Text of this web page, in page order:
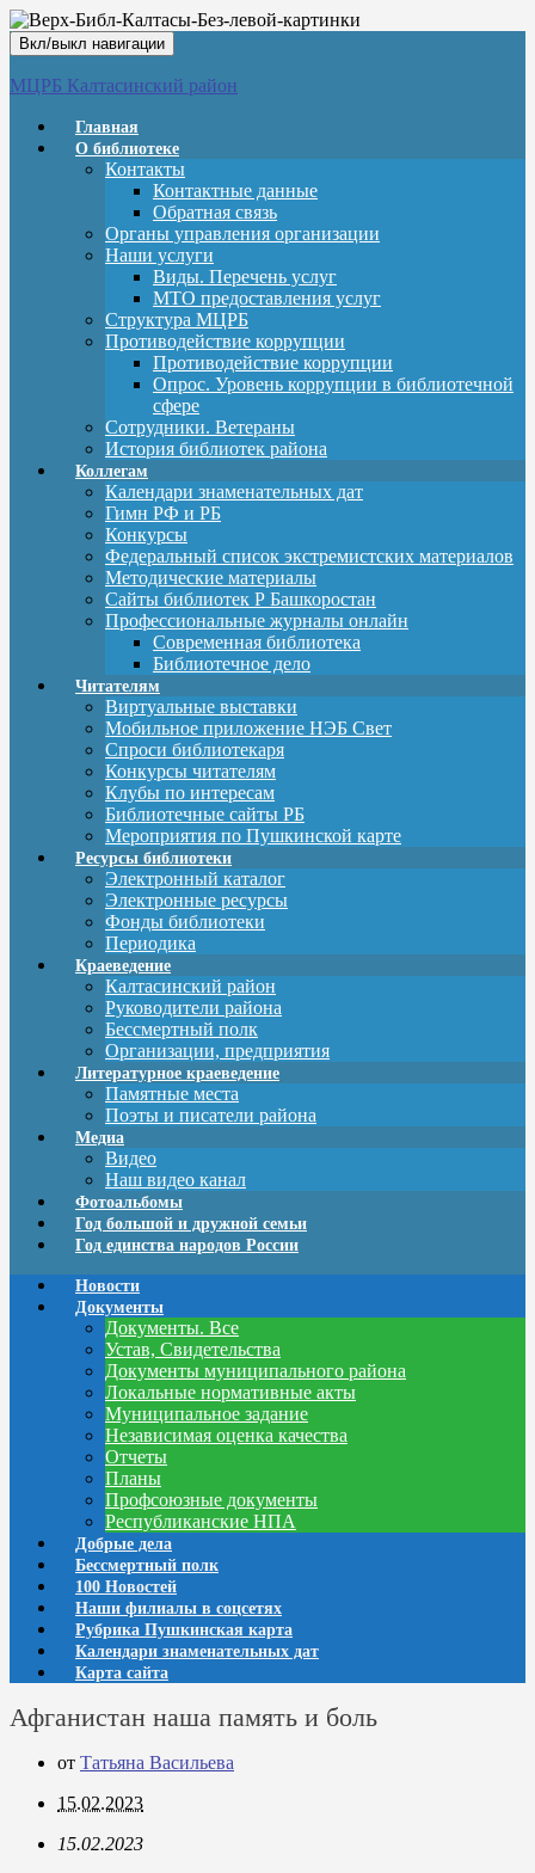
Вкл/выкл навигации
МЦРБ Калтасинский район
Главная
О библиотеке
Контакты
Контактные данные
Обратная связь
Органы управления организации
Наши услуги
Виды. Перечень услуг
МТО предоставления услуг
Структура МЦРБ
Противодействие коррупции
Противодействие коррупции
Опрос. Уровень коррупции в библиотечной
сфере
Сотрудники. Ветераны
История библиотек района
Коллегам
Календари знаменательных дат
Гимн РФ и РБ
Конкурсы
Федеральный список экстремистских материалов
Методические материалы
Сайты библиотек Р Башкоростан
Профессиональные журналы онлайн
Современная библиотека
Библиотечное дело
Читателям
Виртуальные выставки
Мобильное приложение НЭБ Свет
Спроси библиотекаря
Конкурсы читателям
Клубы по интересам
Библиотечные сайты РБ
Мероприятия по Пушкинской карте
Ресурсы библиотеки
Электронный каталог
Электронные ресурсы
Фонды библиотеки
Периодика
Краеведение
Калтасинский район
Руководители района
Бессмертный полк
Организации, предприятия
Литературное краеведение
Памятные места
Поэты и писатели района
Медиа
Видео
Наш видео канал
Фотоальбомы
Год большой и дружной семьи
Год единства народов России
Новости
Документы
Документы. Все
Устав, Свидетельства
Документы муниципального района
Локальные нормативные акты
Муниципальное задание
Независимая оценка качества
Отчеты
Планы
Профсоюзные документы
Республиканские НПА
Добрые дела
Бессмертный полк
100 Новостей
Наши филиалы в соцсетях
Рубрика Пушкинская карта
Календари знаменательных дат
Карта сайта
Афганистан наша память и боль
от Татьяна Васильева
15.02.2023
15.02.2023